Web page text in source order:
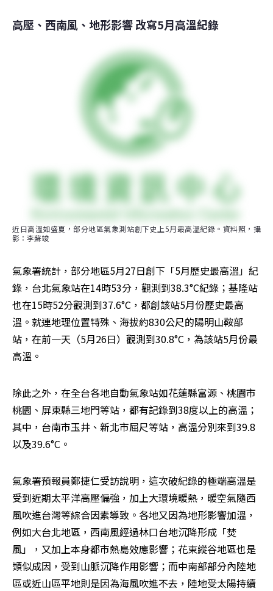
高壓、西南風、地形影響 改寫5月高溫紀錄
近日高溫如盛夏，部分地區氣象測站創下史上5月最高溫紀錄。資料照，攝
影：李蘇竣
氣象署統計，部分地區5月27日創下「5月歷史最高溫」紀
錄，台北氣象站在14時53分，觀測到38.3°C紀錄；基隆站
也在15時52分觀測到37.6°C，都創該站5月份歷史最高
溫。就連地理位置特殊、海拔約830公尺的陽明山鞍部
站，在前一天（5月26日）觀測到30.8°C，為該站5月份最
高溫。
除此之外，在全台各地自動氣象站如花蓮縣富源、桃園市
桃園、屏東縣三地門等站，都有記錄到38度以上的高溫；
其中，台南市玉井、新北市屈尺等站，高溫分別來到39.8
以及39.6°C。
氣象署預報員鄭捷仁受訪說明，這次破紀錄的極端高溫是
受到近期太平洋高壓偏強，加上大環境暖熱，暖空氣隨西
風吹進台灣等綜合因素導致。各地又因為地形影響加溫，
例如大台北地區，西南風經過林口台地沉降形成「焚
風」，又加上本身都市熱島效應影響；花東縱谷地區也是
類似成因，受到山脈沉降作用影響；而中南部部分內陸地
區或近山區平地則是因為海風吹進不去，陸地受太陽持續